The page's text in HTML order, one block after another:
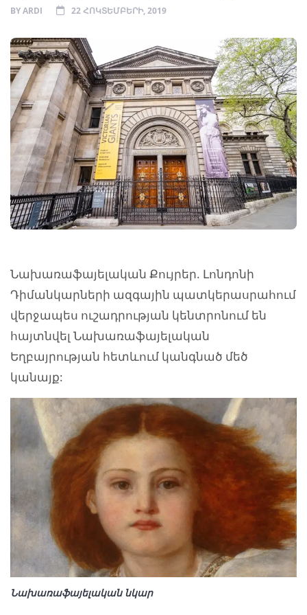
BYARDI 22 ՀՈԿՏԵՄԲԵՐԻ, 2019
Նախառաֆայելական Քույրեր. Լոնդոնի
Դիմանկարների ազգային պատկերասրահում
վերջապես ուշադրության կենտրոնում են
հայտնվել Նախառաֆայելական
Եղբայրության հետևում կանգնած մեծ
կանայք:
Նախառաֆայելական նկար